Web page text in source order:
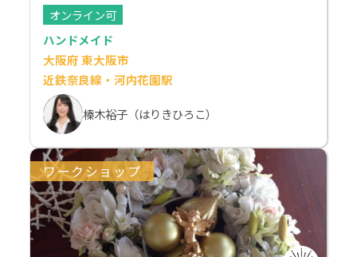
オンライン可
ハンドメイド
大阪府 東大阪市
近鉄奈良線・河内花園駅
榛木裕子（はりきひろこ）
ワークショップ